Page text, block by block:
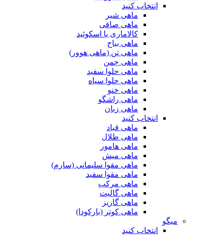
انتخاب کنید
ماهی شیر
ماهی صافی
کالاماری یا اسکوئید
ماهی بیاح
ماهی تن (ماهی هوور)
ماهی چمن
ماهی حلوا سفید
ماهی حلوا سیاه
ماهی خنو
ماهی راشگو
ماهی زبان
انتخاب کنید
ماهی قباد
ماهی طلال
ماهی هامور
ماهی میش
ماهی مقوا سلیمانی (سارم)
ماهی مقوا سفید
ماهی مرکب
ماهی گالیت
ماهی گاریز
ماهی کوتر (بارکودا)
میگو
انتخاب کنید